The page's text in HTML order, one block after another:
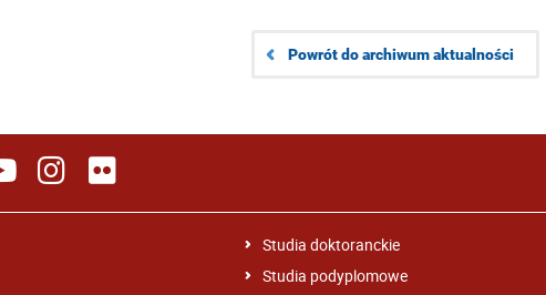
Powrót do archiwum aktualności
Studia doktoranckie
Studia podyplomowe